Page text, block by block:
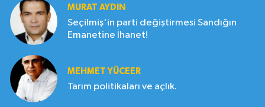
MURAT AYDIN
Seçilmiş'in parti değiştirmesi Sandığın
Emanetine İhanet!
MEHMET YÜCEER
Tarım politikaları ve açlık.